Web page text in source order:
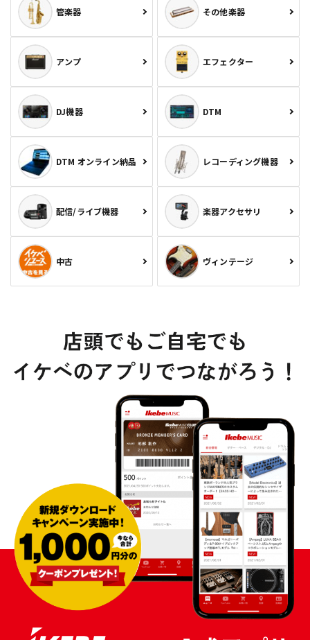
管楽器 その他楽器
アンプ エフェクター
DJ機器 DTM
DTM オンライン納品 レコーディング機器
配信/ライブ機器 楽器アクセサリ
中古 ヴィンテージ